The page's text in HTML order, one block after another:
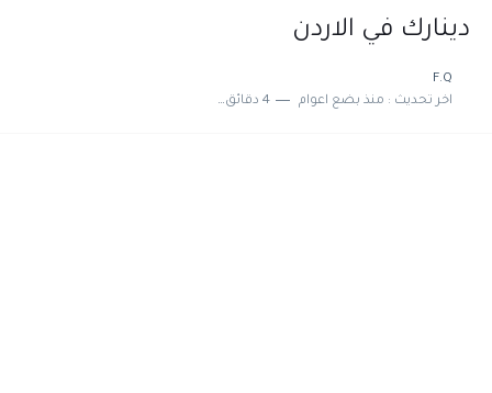
دينارك في الاردن
F.Q
اخر تحديث : منذ بضع اعوام 4 دقائق للقراءة